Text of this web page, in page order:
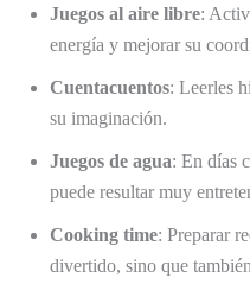
Juegos al aire libre:
energía y mejorar su
Cuentacuentos: Leerles
su imaginación.
Juegos de agua: En días
puede resultar muy
Cooking time: Preparar
divertido, sino que